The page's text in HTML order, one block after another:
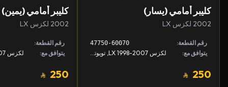
كليبر أمامي (يسار)
2002 لكزس LX
رقم القطعة: 47750-60070
يتوافق مع:
250
كليبر أمامي (يمين)
2002 لكزس LX
رقم القطعة:
يتوافق مع:
250